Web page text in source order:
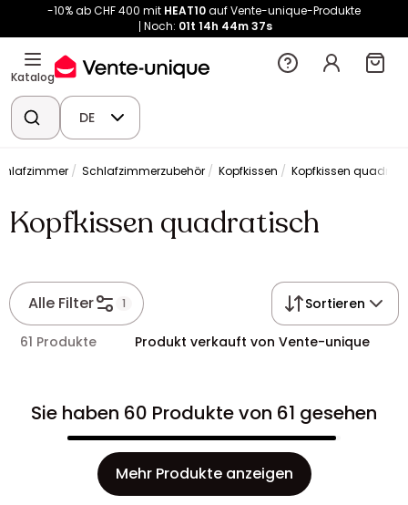
-10% ab CHF 400 mit HEAT10auf Vente-unique-Produkte
Noch: 01t 14h 44m37s
Katalog
DE
Schlafzimmerzubehör Kopfkissen Kopfkissen
Kopfkissen quadratisch
Alle Filter 1 Sortieren
61 Produkte Produkt verkauft von Vente-unique
Sie haben 60 Produkte von 61 gesehen
Mehr Produkte anzeigen